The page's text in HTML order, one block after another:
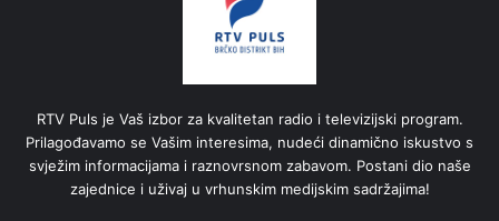
RTV Puls je Vaš izbor za kvalitetan radio i televizijski program.
Prilagođavamo se Vašim interesima, nudeći dinamično iskustvo s
svježim informacijama i raznovrsnom zabavom. Postani dio naše
zajednice i uživaj u vrhunskim medijskim sadržajima!